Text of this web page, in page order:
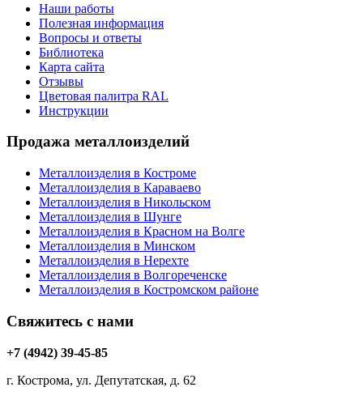
Наши работы
Полезная информация
Вопросы и ответы
Библиотека
Карта сайта
Отзывы
Цветовая палитра RAL
Инструкции
Продажа металлоизделий
Металлоизделия в Костроме
Металлоизделия в Караваево
Металлоизделия в Никольском
Металлоизделия в Шунге
Металлоизделия в Красном на Волге
Металлоизделия в Минском
Металлоизделия в Нерехте
Металлоизделия в Волгореченске
Металлоизделия в Костромском районе
Свяжитесь с нами
+7 (4942) 39-45-85
г. Кострома, ул. Депутатская, д. 62